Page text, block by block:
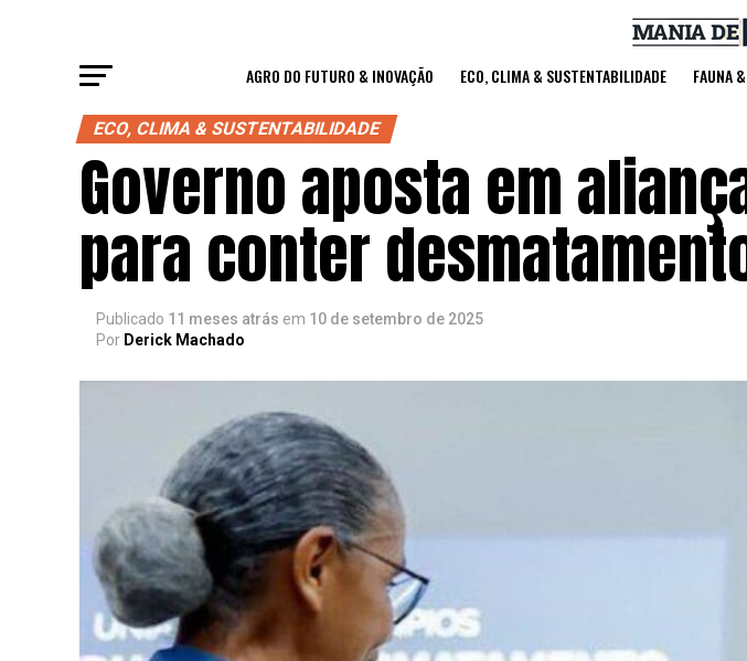
AGRO DO FUTURO & INOVAÇÃO ECO, CLIMA & SUSTENTABILIDADE FAUNA
ECO, CLIMA & SUSTENTABILIDADE
Governo aposta em
para conter
Publicado 11 meses atrás em 10 de setembro de 2025
Por Derick Machado